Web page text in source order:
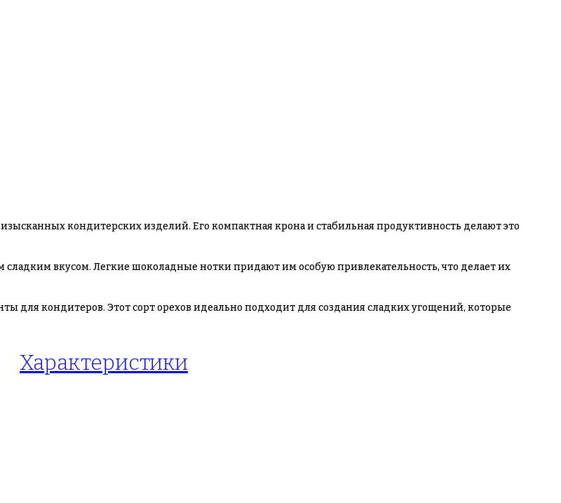
кондитерских изделий. Его компактная крона и стабильная продуктивность делают это
вкусом. Легкие шоколадные нотки придают им особую привлекательность, что делает их
для кондитеров. Этот сорт орехов идеально подходит для создания сладких угощений, которые
Характеристики